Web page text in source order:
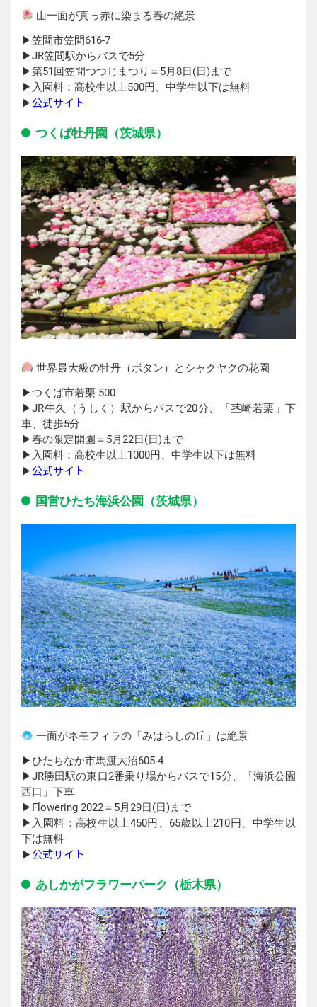
山一面が真っ赤に染まる春の絶景
▶︎︎笠間市笠間616-7
▶︎JR笠間駅からバスで5分
▶︎第51回笠間つつじまつり＝5月8日(日)まで
▶︎入園料：高校生以上500円、中学生以下は無料
▶︎ 公式サイト
つくば牡丹園（茨城県）
世界最大級の牡丹（ボタン）とシャクヤクの花園
▶︎つくば市若栗 500
▶︎JR牛久（うしく）駅からバスで20分、「茎崎若栗」下
車、徒歩5分
▶︎春の限定開園＝5月22日(日)まで
▶︎入園料：高校生以上1000円、中学生以下は無料
▶︎ 公式サイト
国営ひたち海浜公園（茨城県）
一面がネモフィラの「みはらしの丘」は絶景
▶︎ひたちなか市馬渡大沼605-4
▶︎JR勝田駅の東口2番乗り場からバスで15分、「海浜公園
西口」下車
▶︎Flowering 2022＝5月29日(日)まで
▶︎入園料：高校生以上450円、65歳以上210円、中学生以
下は無料
▶︎ 公式サイト
あしかがフラワーパーク（栃木県）